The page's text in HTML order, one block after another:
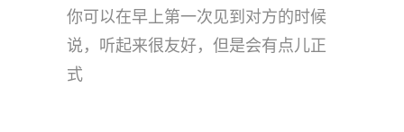
你可以在早上第一次见到对方的时候
说，听起来很友好，但是会有点儿正
式